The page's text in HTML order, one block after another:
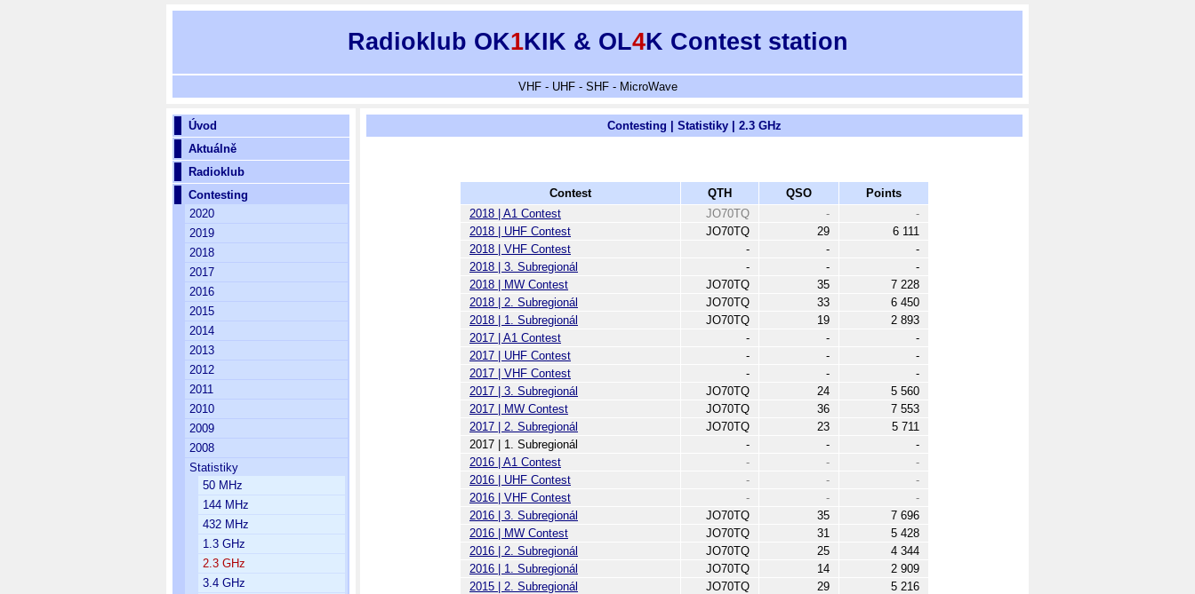
Radioklub OK1KIK & OL4K Contest station
VHF - UHF - SHF - MicroWave
Úvod
Aktuálně
Radioklub
Contesting
2020
2019
2018
2017
2016
2015
2014
2013
2012
2011
2010
2009
2008
Statistiky
50 MHz
144 MHz
432 MHz
1.3 GHz
2.3 GHz
3.4 GHz
Contesting | Statistiky | 2.3 GHz
Contest QTH QSO
Points
2018 | A1 Contest
JO70TQ -
-
2018 | UHF Contest
JO70TQ 29
6 111
2018 | VHF Contest
- -
-
2018 | 3. Subregionál
- -
-
2018 | MW Contest
JO70TQ 35
7 228
2018 | 2. Subregionál
JO70TQ 33
6 450
2018 | 1. Subregionál
JO70TQ 19
2 893
2017 | A1 Contest
- -
-
2017 | UHF Contest
- -
-
2017 | VHF Contest
- -
-
2017 | 3. Subregionál
JO70TQ 24
5 560
2017 | MW Contest
JO70TQ 36
7 553
2017 | 2. Subregionál
JO70TQ 23
5 711
2017 | 1. Subregionál
- -
-
2016 | A1 Contest
- -
-
2016 | UHF Contest
- -
-
2016 | VHF Contest
- -
-
2016 | 3. Subregionál
JO70TQ 35
7 696
2016 | MW Contest
JO70TQ 31
5 428
2016 | 2. Subregionál
JO70TQ 25
4 344
2016 | 1. Subregionál
JO70TQ 14
2 909
2015 | 2. Subregionál
JO70TQ 29
5 216